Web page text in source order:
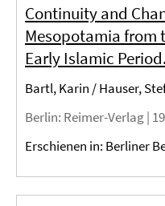
Continuity and
Mesopotamia from
Early Islamic
Bartl, Karin / Hauser,
Berlin: Reimer-Verlag |
Erschienen in: Berliner